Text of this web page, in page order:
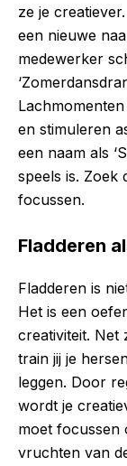
ze je
een nieuwe
medewerker
en stimuleren
een naam als
speels is. Zoek
focussen.
Fladderen
Fladderen is
Het is een
creativiteit. Net
train jij je
leggen. Door
wordt je
moet focussen
vruchten van